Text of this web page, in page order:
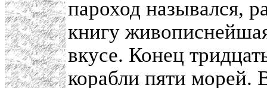
пароход назывался,
книгу
вкусе. Конец
корабли пяти морей.